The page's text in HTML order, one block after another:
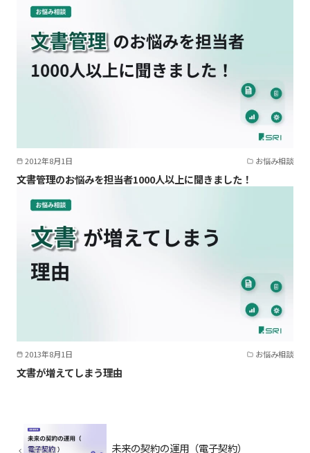
2012年8月1日 お悩み相談
文書管理のお悩みを担当者1000人以上に聞きました！
2013年8月1日 お悩み相談
文書が増えてしまう理由
未来の契約の運用（電子契約）